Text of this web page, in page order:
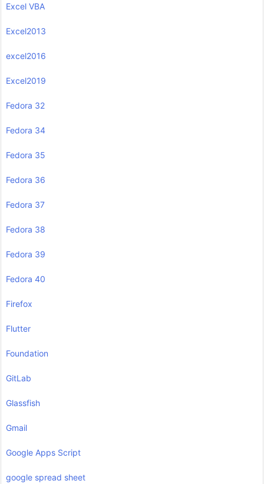
Excel VBA
Excel2013
excel2016
Excel2019
Fedora 32
Fedora 34
Fedora 35
Fedora 36
Fedora 37
Fedora 38
Fedora 39
Fedora 40
Firefox
Flutter
Foundation
GitLab
Glassfish
Gmail
Google Apps Script
google spread sheet